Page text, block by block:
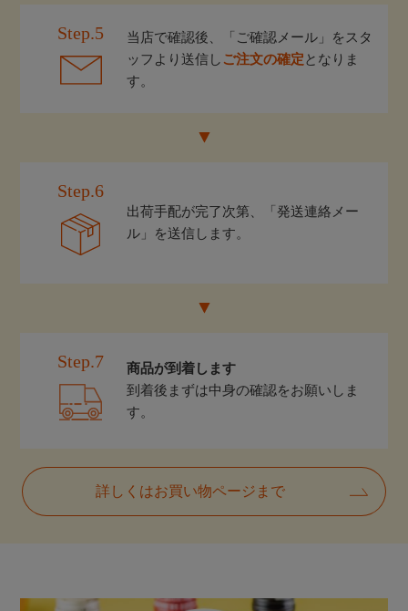
Step.5
当店で確認後、「ご確認メール」をスタ
ッフより送信し ご注文の確定となりま
す。
Step.6
出荷手配が完了次第、「発送連絡メー
ル」を送信します。
Step.7
商品が到着します
到着後まずは中身の確認をお願いしま
す。
詳しくはお買い物ページまで